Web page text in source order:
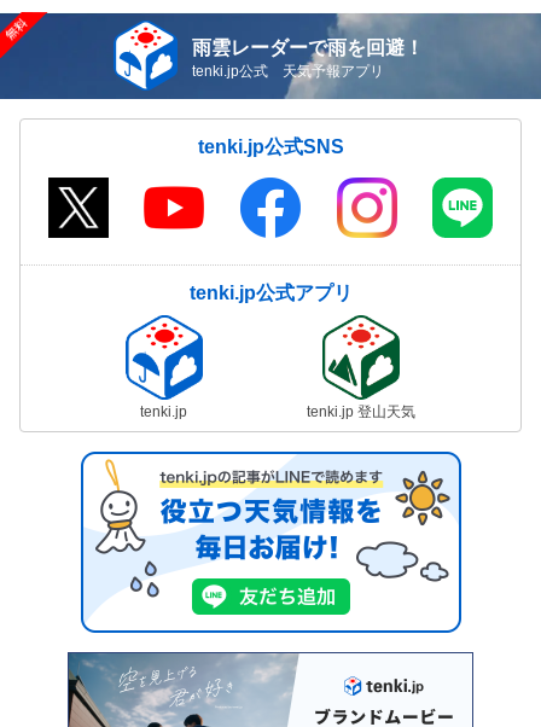
雨雲レーダーで雨を回避！
tenki.jp公式 天気予報アプリ
tenki.jp公式SNS
tenki.jp公式アプリ
tenki.jp tenki.jp 登山天気